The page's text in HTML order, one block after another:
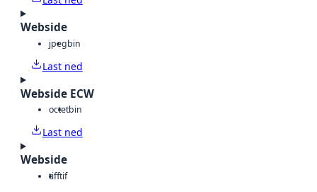
Webside
jpegbin
Last ned
Webside ECW
octetbin
Last ned
Webside
tifftif